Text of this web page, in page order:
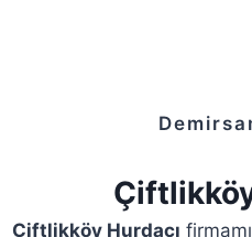
Çiftlikköy Hurdacı